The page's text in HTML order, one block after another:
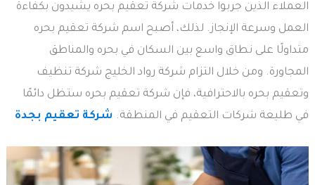
العملاء الذين جربوا خدمات شركة تعقيم بحره يشيدون بكفاءة
العمل وسرعة الإنجاز. لذلك، أصبح اسم شركة تعقيم بحره
متداولًا على نطاق واسع بين السكان في بحره والمناطق
المجاورة. ومن خلال التزام شركة رواد الخليج شركة تنظيف
وتعقيم بحره بالاحترافية، فإن شركة تعقيم بحره ستظل دائمًا
في طليعة شركات التعقيم في المنطقة. شركة تعقيم بجدة